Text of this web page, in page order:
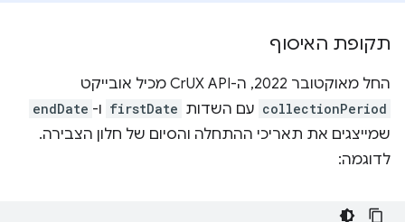
תקופת האיסוף
החל מאוקטובר 2022, ה-CrUX API מכיל אובייקט
collectionPeriod עם השדות firstDate ו- endDate
שמייצגים את תאריכי ההתחלה והסיום של חלון הצבירה.
לדוגמה: